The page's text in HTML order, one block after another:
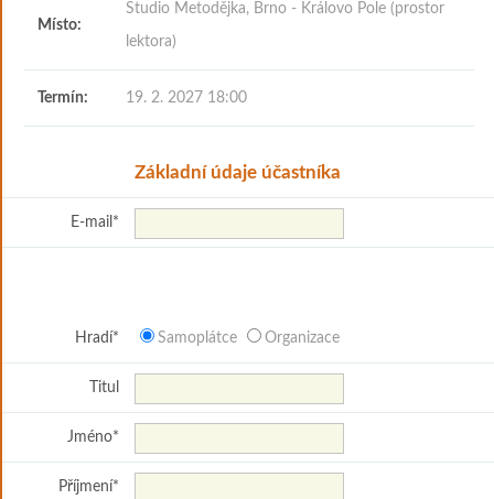
Místo:
Studio Metodějka, Brno - Královo Pole (prostor
lektora)
Termín: 19. 2. 2027 18:00
Základní údaje účastníka
E-mail *
Hradí* Samoplátce Organizace
Titul
Jméno*
Příjmení*